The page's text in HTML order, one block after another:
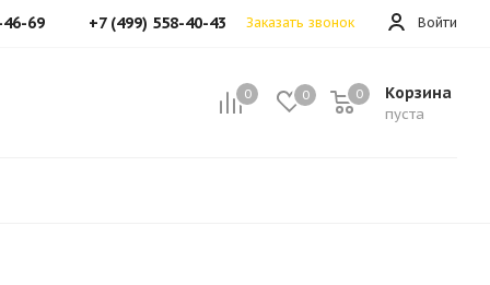
Войти
69 +7 (499) 558-40-43 Заказать звонок
0 0 Корзина
пуста
0